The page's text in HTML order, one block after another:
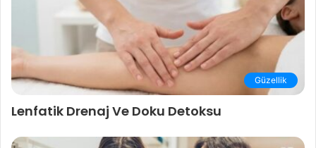
Güzellik
Lenfatik Drenaj Ve Doku Detoksu